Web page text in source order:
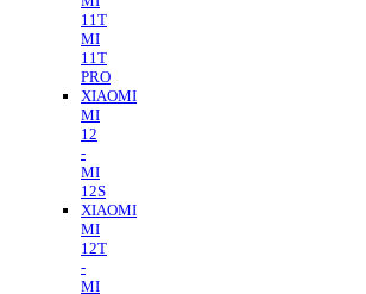
11T
MI
11T
PRO
XIAOMI
MI
12
-
MI
12S
XIAOMI
MI
12T
-
MI